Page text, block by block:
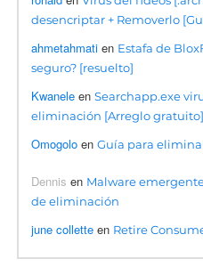
desencriptar + Removerlo
ahmetahmati en Estafa de
seguro? [resuelto]
Kwanele enSearchapp.exe
eliminación [Arreglo gratuito]
Omogolo enGuía para
Dennis en Malware
de eliminación
june collette en Retire